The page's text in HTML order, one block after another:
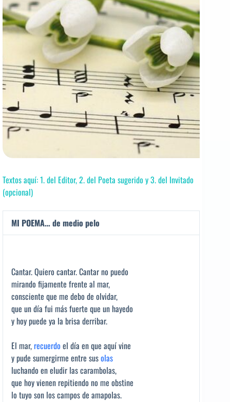
Textos aquí: 1. del Editor, 2. del Poeta sugerido y 3. del Invitado
(opcional)
MI POEMA… de medio pelo
Cantar. Quiero cantar. Cantar no puedo
mirando fijamente frente al mar,
consciente que me debo de olvidar,
que un día fui más fuerte que un hayedo
y hoy puede ya la brisa derribar.
El mar, recuerdo el día en que aquí vine
y pude sumergirme entre susolas
luchando en eludir las carambolas,
que hoy vienen repitiendo no me obstine
lo tuyo son los campos de amapolas.